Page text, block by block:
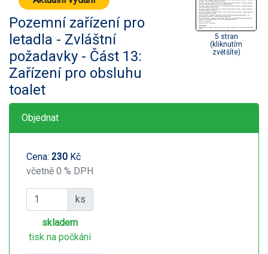
Pozemní zařízení pro
letadla - Zvláštní
požadavky - Část 13:
Zařízení pro obsluhu
toalet
5 stran
(kliknutím
zvětšíte)
Objednat
Cena: 230 Kč
včetně 0 % DPH
ks
skladem
tisk na počkání